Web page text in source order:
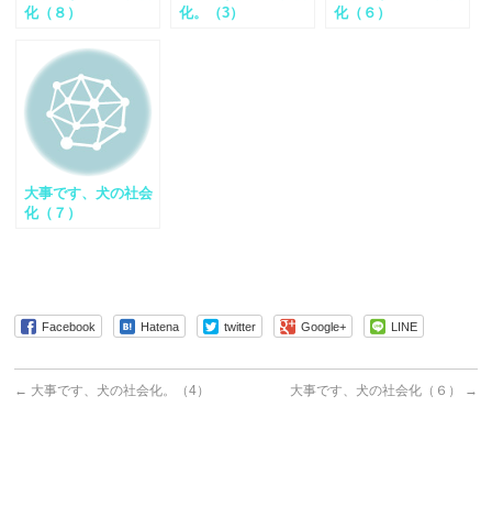
化（８）
化。（3）
化（６）
大事です、犬の社会
化（７）
Facebook Hatena twitter Google+ LINE
← 大事です、犬の社会化。（4） 大事です、犬の社会化（６） →